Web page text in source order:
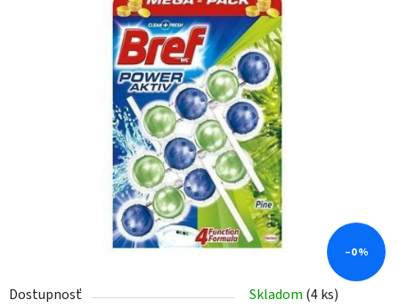
Dostupnosť Skladom (4 ks)
–0 %